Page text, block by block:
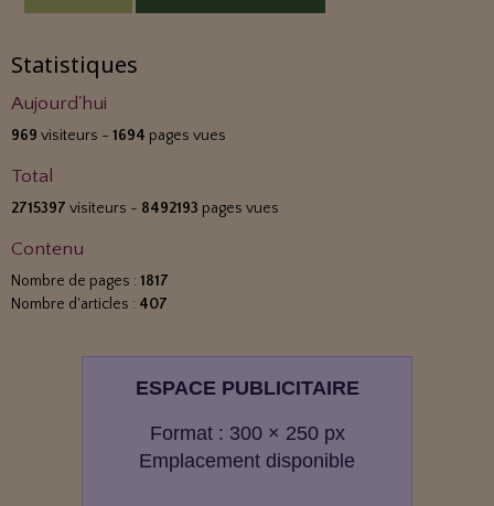
Statistiques
Aujourd'hui
969 visiteurs - 1694 pages vues
Total
2715397 visiteurs - 8492193 pages vues
Contenu
Nombre de pages : 1817
Nombre d'articles : 407
ESPACE PUBLICITAIRE
Format : 300 × 250 px
Emplacement disponible